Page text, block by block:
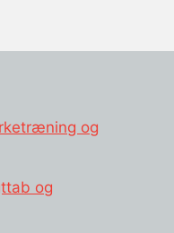
og
og